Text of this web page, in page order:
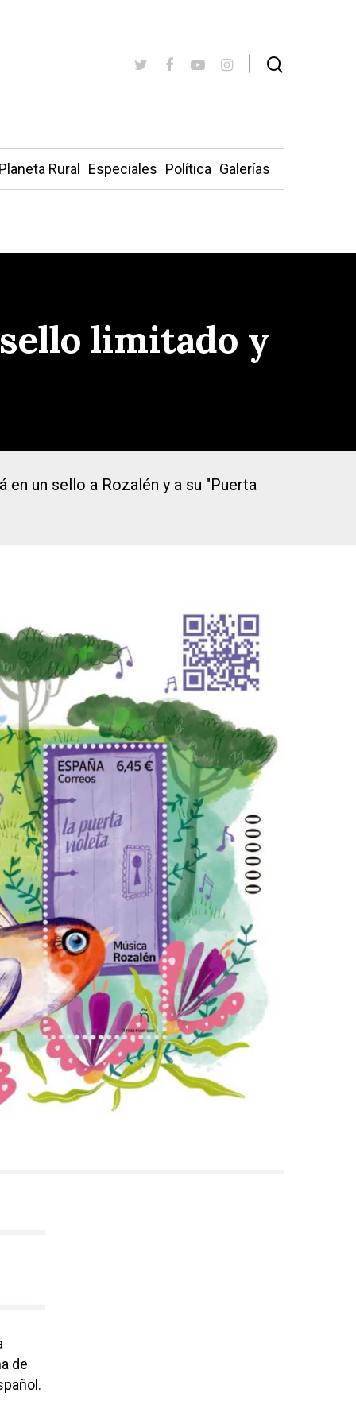
Planeta Rural Especiales Política Galerías
limitado y
un sello a Rozalén y a su "Puerta
de